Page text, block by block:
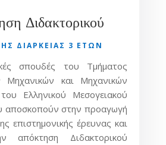
Διδακτορικού
ΔΙΑΡΚΕΙΑΣ 3 ΕΤΩΝ
σπουδές του Τμήματος
Μηχανικών και Μηχανικών
Ελληνικού Μεσογειακού
αποσκοπούν στην προαγωγή
επιστημονικής έρευνας και
απόκτηση Διδακτορικού